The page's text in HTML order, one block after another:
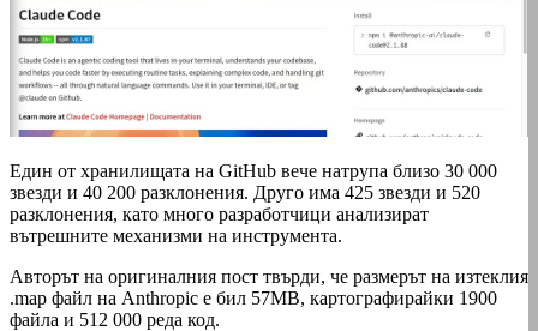
Един от хранилищата на GitHub вече натрупа близо 30 000
звезди и 40 200 разклонения. Друго има 425 звезди и 520
разклонения, като много разработчици анализират
вътрешните механизми на инструмента.
Авторът на оригиналния пост твърди, че размерът на изтеклия
.map файл на Anthropic е бил 57MB, картографирайки 1900
файла и 512 000 реда код.